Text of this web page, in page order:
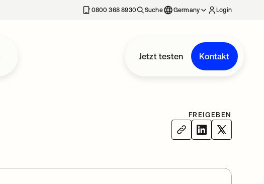
0800 368 8930 Suche Germany Login
Jetzt testen Kontakt
FREIGEBEN